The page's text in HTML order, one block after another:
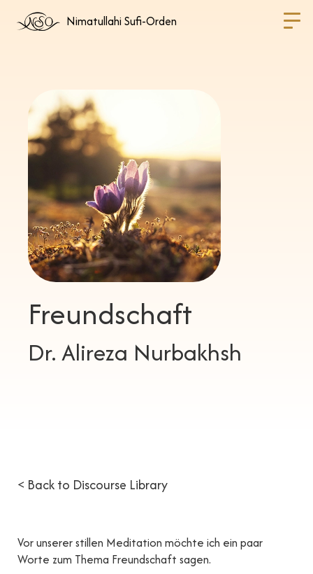
Nimatullahi Sufi-Orden
Freundschaft
Dr. Alireza Nurbakhsh
< Back to Discourse Library
Vor unserer stillen Meditation möchte ich ein paar
Worte zum Thema Freundschaft sagen.